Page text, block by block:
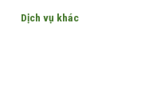
Dịch vụ khác